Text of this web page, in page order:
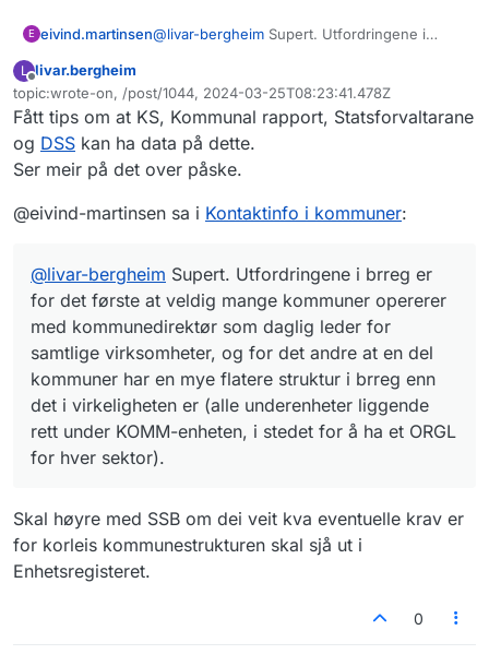
E eivind.martinsen@livar-bergheim Supert. Utfordringene i
som daglig leder for samtlige virksomheter,
og for det andre at en del kommuner har en
mye flatere struktur i brreg enn det i
virkeligheten er (alle underenheter liggende
rett under KOMM-enheten, i stedet for å ha
L
Frakoblet
livar.bergheim
topic:wrote-on, /post/1044, 2024-03-25T08:23:41.478Z
Sist endret av
Fått tips om at KS, Kommunal rapport, Statsforvaltarane
og DSS kan ha data på dette.
Ser meir på det over påske.
@eivind-martinsen sa i Kontaktinfo i kommuner:
@livar-bergheim Supert. Utfordringene i brreg er
for det første at veldig mange kommuner opererer
med kommunedirektør som daglig leder for
samtlige virksomheter, og for det andre at en del
kommuner har en mye flatere struktur i brreg enn
det i virkeligheten er (alle underenheter liggende
rett under KOMM-enheten, i stedet for å ha et ORGL
for hver sektor).
Skal høyre med SSB om dei veit kva eventuelle krav er
for korleis kommunestrukturen skal sjå ut i
Enhetsregisteret.
0